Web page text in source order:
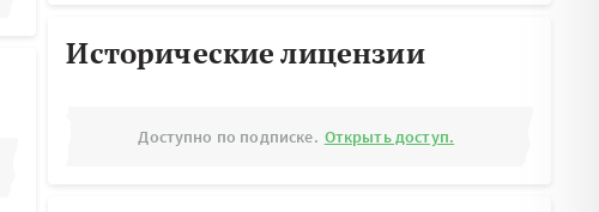
Исторические лицензии
Доступно по подписке. Открыть доступ.